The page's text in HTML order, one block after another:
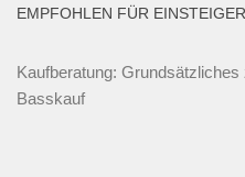
EMPFOHLEN FÜR
Kaufberatung:
Basskauf